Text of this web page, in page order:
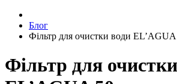
Блог
Фільтр для очистки води
Фільтр для